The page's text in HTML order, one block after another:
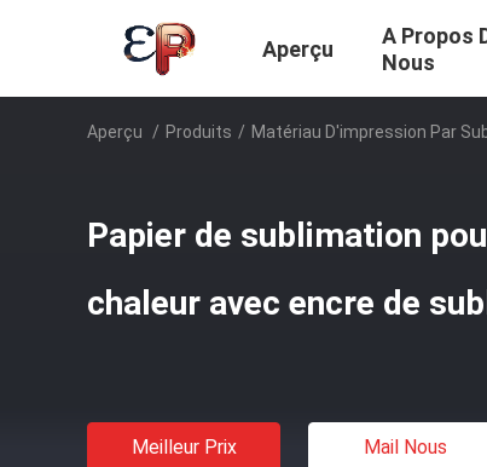
Aperçu
A Propos
Nous
Aperçu / Produits / Matériau D'impression Par
Papier de sublimation
chaleur avec encre de
Meilleur Prix Mail Nous